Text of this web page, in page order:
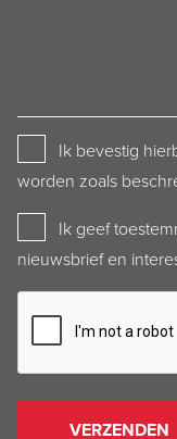
Privacy
Policy
Ik bevestig
worden zoals
Newsletter
Ik geef
nieuwsbrief en